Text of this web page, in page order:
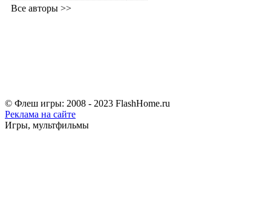
Все авторы >>
© Флеш игры: 2008 - 2023 FlashHome.ru
Реклама на сайте
Игры, мультфильмы